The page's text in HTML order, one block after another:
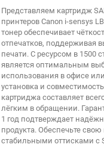
Представляем картридж
принтеров Canon i-sensys
тонер обеспечивает
отпечатков, поддерживая
печати. С ресурсом в 1500
является оптимальным
использования в офисе
установка и
картриджа составляет
лёгким в обращении.
1 год подтверждает
продукта. Обеспечьте
стабильными оттисками с